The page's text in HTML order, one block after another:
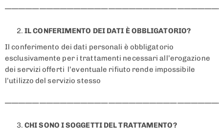
IL CONFERIMENTO DEI DATI È OBBLIGATORIO?
Il conferimento dei dati personali è obbligatorio
esclusivamente per i trattamenti necessari all’erogazione
dei servizi offerti l’eventuale rifiuto rende impossibile
l’utilizzo del servizio stesso
CHI SONO I SOGGETTI DEL TRATTAMENTO?